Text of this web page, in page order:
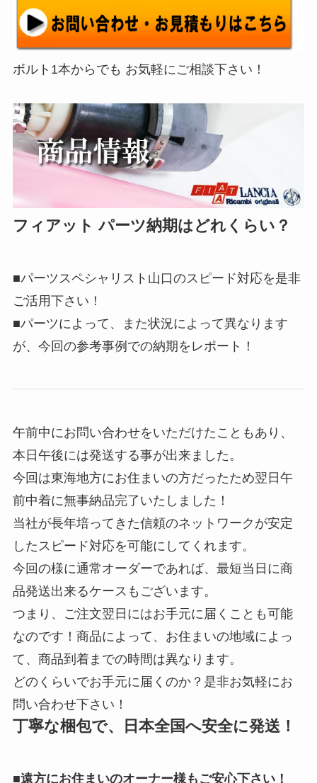
ボルト1本からでも お気軽にご相談下さい！
フィアット パーツ納期はどれくらい？
■パーツスペシャリスト山口のスピード対応を是非
ご活用下さい！
■パーツによって、また状況によって異なります
が、今回の参考事例での納期をレポート！
午前中にお問い合わせをいただけたこともあり、
本日午後には発送する事が出来ました。
今回は東海地方にお住まいの方だったため翌日午
前中着に無事納品完了いたしました！
当社が長年培ってきた信頼のネットワークが安定
したスピード対応を可能にしてくれます。
今回の様に通常オーダーであれば、最短当日に商
品発送出来るケースもございます。
つまり、ご注文翌日にはお手元に届くことも可能
なのです！商品によって、お住まいの地域によっ
て、商品到着までの時間は異なります。
どのくらいでお手元に届くのか？是非お気軽にお
問い合わせ下さい！
丁寧な梱包で、日本全国へ安全に発送！
■遠方にお住まいのオーナー様もご安心下さい！